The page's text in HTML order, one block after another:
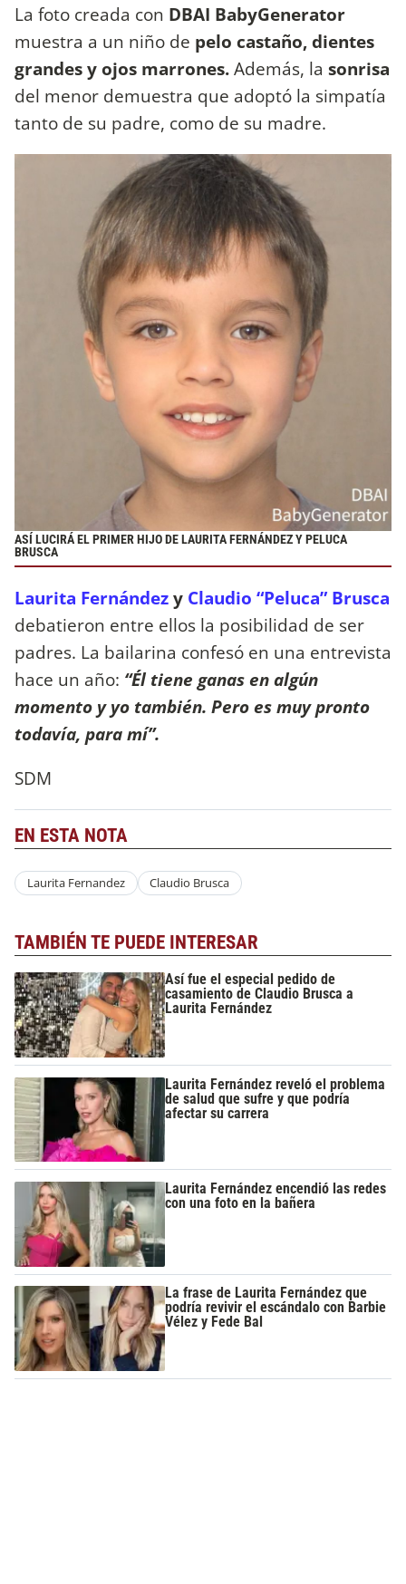
La foto creada con DBAI BabyGenerator
muestra a un niño de pelo castaño, dientes
grandes y ojos marrones.Además, la sonrisa
del menor demuestra que adoptó la simpatía
tanto de su padre, como de su madre.
ASÍ LUCIRÁ EL PRIMER HIJO DE LAURITA FERNÁNDEZ Y PELUCA
BRUSCA
Laurita Fernándezy Claudio “Peluca” Brusca
debatieron entre ellos la posibilidad de ser
padres. La bailarina confesó en una entrevista
hace un año: “Él tiene ganas en algún
momento y yo también. Pero es muy pronto
todavía, para mí”.
SDM
EN ESTA NOTA
Laurita Fernandez Claudio Brusca
TAMBIÉN TE PUEDE INTERESAR
Así fue el especial pedido de
casamiento de Claudio Brusca a
Laurita Fernández
Laurita Fernández reveló el problema
de salud que sufre y que podría
afectar su carrera
Laurita Fernández encendió las redes
con una foto en la bañera
La frase de Laurita Fernández que
podría revivir el escándalo con Barbie
Vélez y Fede Bal